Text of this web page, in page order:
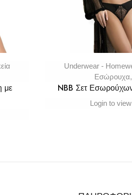
με
Underwear -
Εσώρουχα,
NBB Σετ
Login to